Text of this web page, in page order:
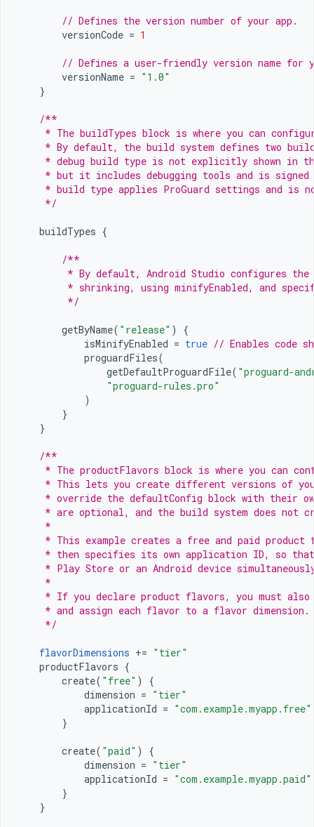
// Defines the version number of your app.
versionCode = 1
// Defines a user-friendly version name for
versionName = "1.0"
}
/**
* The buildTypes block is where you can
* By default, the build system defines two
* debug build type is not explicitly shown in
* but it includes debugging tools and is
* build type applies ProGuard settings and is
     */
buildTypes {
/**
* By default, Android Studio configures
* shrinking, using minifyEnabled, and
         */
getByName( "release" )
{
isMinifyEnabled = true // Enables code
proguardFiles(
getDefaultProguardFile( "proguard-
"proguard-rules.pro"
)
}
}
/**
* The productFlavors block is where you can
* This lets you create different versions of
* override the defaultConfig block with their
* are optional, and the build system does not
     *
* This example creates a free and paid product
* then specifies its own application ID, so
* Play Store or an Android device
     *
* If you declare product flavors, you must
     * and assign each flavor to a flavor dimension.
     */
flavorDimensions += "tier"
productFlavors {
create( "free" )
{
dimension = "tier"
applicationId = "com.example.myapp.free"
}
create( "paid" )
{
dimension = "tier"
applicationId = "com.example.myapp.paid"
}
}